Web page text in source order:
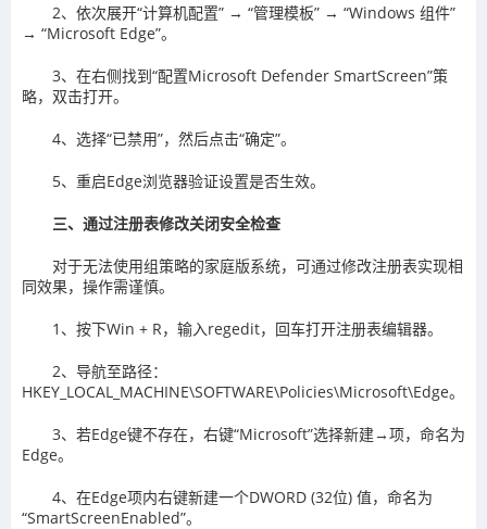
2、依次展开“计算机配置” → “管理模板” → “Windows 组件”
→ “Microsoft Edge”。
3、在右侧找到“配置Microsoft Defender SmartScreen”策
略，双击打开。
4、选择“已禁用”，然后点击“确定”。
5、重启Edge浏览器验证设置是否生效。
三、通过注册表修改关闭安全检查
对于无法使用组策略的家庭版系统，可通过修改注册表实现相
同效果，操作需谨慎。
1、按下Win + R，输入regedit，回车打开注册表编辑器。
2、导航至路径：
HKEY_LOCAL_MACHINE\SOFTWARE\Policies\Microsoft\Edge。
3、若Edge键不存在，右键“Microsoft”选择新建→项，命名为
Edge。
4、在Edge项内右键新建一个DWORD (32位) 值，命名为
“SmartScreenEnabled”。